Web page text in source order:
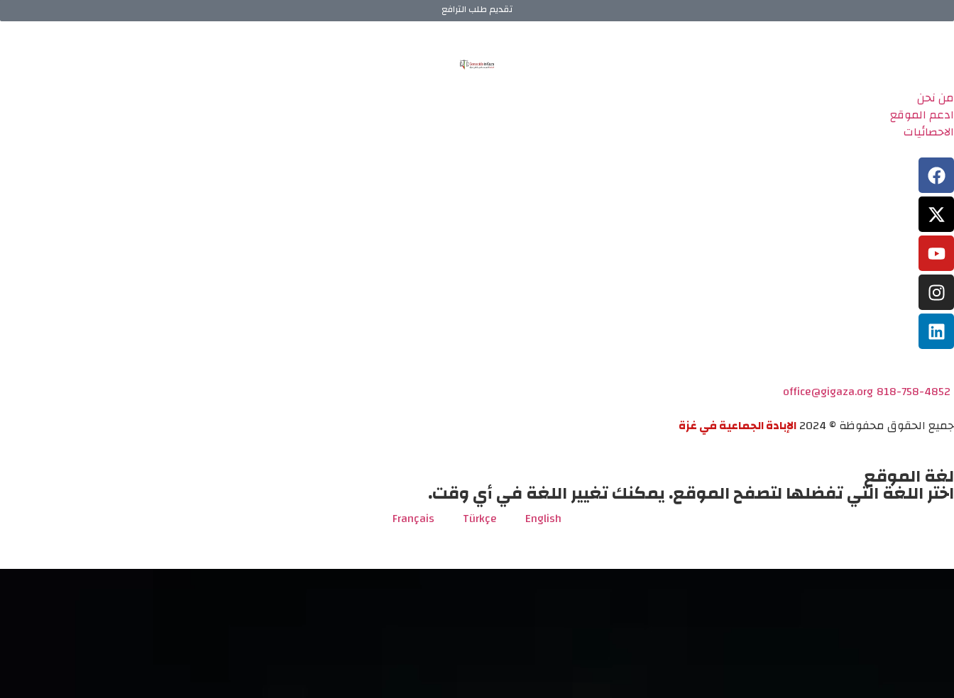
تقديم طلب الترافع
من نحن
ادعم الموقع
الاحصائيات
818-758-4852
office@gigaza.org
جميع الحقوق محفوظة © 2024
الإبادة الجماعية في غزة
لغة الموقع
اختر اللغة التي تفضلها لتصفح الموقع. يمكنك تغيير اللغة في أي وقت.
English
Türkçe
Français